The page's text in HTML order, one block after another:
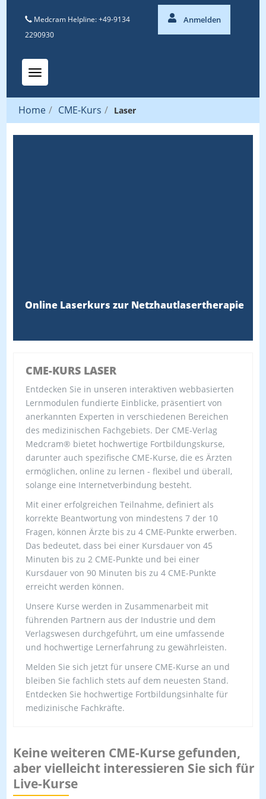
Medcram Helpline: +49-9134
2290930
Anmelden
Toggle navigation
Home / CME-Kurs / Laser
Online Laserkurs zur Netzhautlasertherapie
CME-KURS LASER
Entdecken Sie in unseren interaktiven webbasierten
Lernmodulen fundierte Einblicke, präsentiert von
anerkannten Experten in verschiedenen Bereichen
des medizinischen Fachgebiets. Der CME-Verlag
Medcram® bietet hochwertige Fortbildungskurse,
darunter auch spezifische CME-Kurse, die es Ärzten
ermöglichen, online zu lernen - flexibel und überall,
solange eine Internetverbindung besteht.
Mit einer erfolgreichen Teilnahme, definiert als
korrekte Beantwortung von mindestens 7 der 10
Fragen, können Ärzte bis zu 4 CME-Punkte erwerben.
Das bedeutet, dass bei einer Kursdauer von 45
Minuten bis zu 2 CME-Punkte und bei einer
Kursdauer von 90 Minuten bis zu 4 CME-Punkte
erreicht werden können.
Unsere Kurse werden in Zusammenarbeit mit
führenden Partnern aus der Industrie und dem
Verlagswesen durchgeführt, um eine umfassende
und hochwertige Lernerfahrung zu gewährleisten.
Melden Sie sich jetzt für unsere CME-Kurse an und
bleiben Sie fachlich stets auf dem neuesten Stand.
Entdecken Sie hochwertige Fortbildungsinhalte für
medizinische Fachkräfte.
Keine weiteren CME-Kurse gefunden,
aber vielleicht interessieren Sie sich für
Live-Kurse